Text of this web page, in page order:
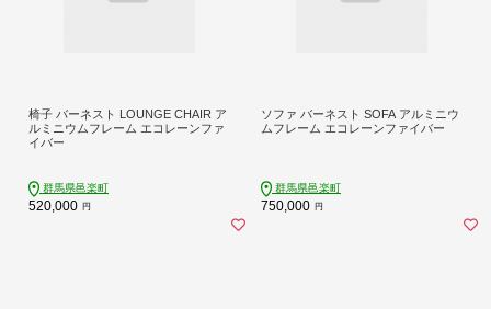
椅子 バーネスト LOUNGE CHAIR ア
ルミニウムフレーム エコレーンファ
イバー
群馬県邑楽町
520,000 円
ソファ バーネスト SOFA アルミニウ
ムフレーム エコレーンファイバー
群馬県邑楽町
750,000 円